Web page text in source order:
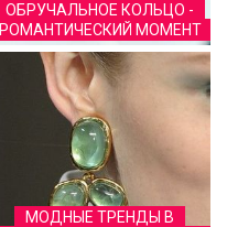
ОБРУЧАЛЬНОЕ КОЛЬЦО -
РОМАНТИЧЕСКИЙ МОМЕНТ
МОДНЫЕ ТРЕНДЫ В